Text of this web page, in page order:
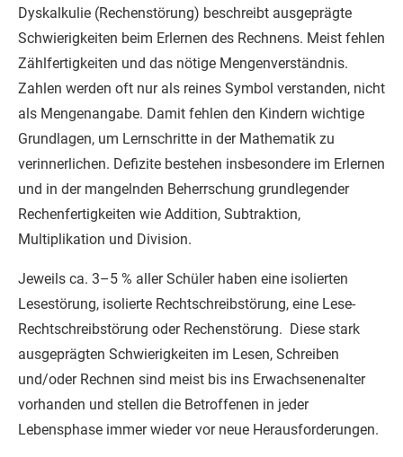
Dyskalkulie (Rechenstörung) beschreibt ausgeprägte
Schwierigkeiten beim Erlernen des Rechnens. Meist fehlen
Zählfertigkeiten und das nötige Mengenverständnis.
Zahlen werden oft nur als reines Symbol verstanden, nicht
als Mengenangabe. Damit fehlen den Kindern wichtige
Grundlagen, um Lernschritte in der Mathematik zu
verinnerlichen. Defizite bestehen insbesondere im Erlernen
und in der mangelnden Beherrschung grundlegender
Rechenfertigkeiten wie Addition, Subtraktion,
Multiplikation und Division.
Jeweils ca. 3–5 % aller Schüler haben eine isolierten
Lesestörung, isolierte Rechtschreibstörung, eine Lese-
Rechtschreibstörung oder Rechenstörung. Diese stark
ausgeprägten Schwierigkeiten im Lesen, Schreiben
und/oder Rechnen sind meist bis ins Erwachsenenalter
vorhanden und stellen die Betroffenen in jeder
Lebensphase immer wieder vor neue Herausforderungen.